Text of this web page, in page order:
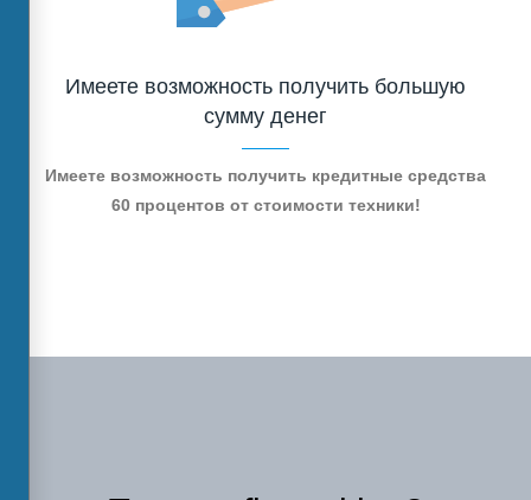
Имеете возможность получить большую
сумму денег
Имеете возможность получить кредитные средства
60 процентов от стоимости техники!